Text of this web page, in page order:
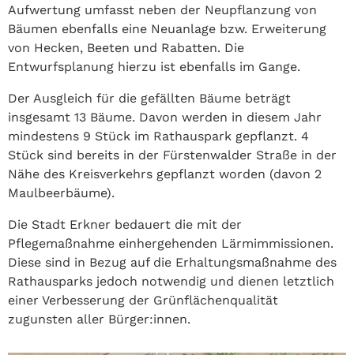
Aufwertung umfasst neben der Neupflanzung von
Bäumen ebenfalls eine Neuanlage bzw. Erweiterung
von Hecken, Beeten und Rabatten. Die
Entwurfsplanung hierzu ist ebenfalls im Gange.
Der Ausgleich für die gefällten Bäume beträgt
insgesamt 13 Bäume. Davon werden in diesem Jahr
mindestens 9 Stück im Rathauspark gepflanzt. 4
Stück sind bereits in der Fürstenwalder Straße in der
Nähe des Kreisverkehrs gepflanzt worden (davon 2
Maulbeerbäume).
Die Stadt Erkner bedauert die mit der
Pflegemaßnahme einhergehenden Lärmimmissionen.
Diese sind in Bezug auf die Erhaltungsmaßnahme des
Rathausparks jedoch notwendig und dienen letztlich
einer Verbesserung der Grünflächenqualität
zugunsten aller Bürger:innen.